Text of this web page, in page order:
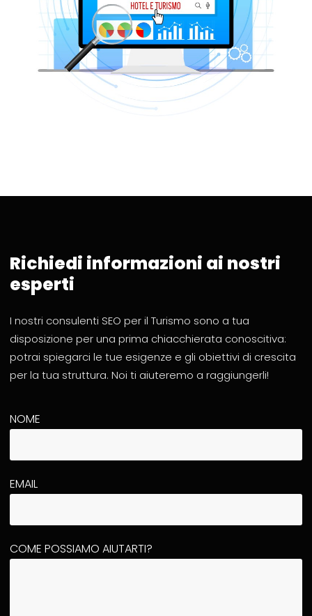
Richiedi informazioni ai nostri
esperti
I nostri consulenti SEO per il Turismo sono a tua
disposizione per una prima chiacchierata conoscitiva:
potrai spiegarci le tue esigenze e gli obiettivi di crescita
per la tua struttura. Noi ti aiuteremo a raggiungerli!
NOME
EMAIL
COME POSSIAMO AIUTARTI?